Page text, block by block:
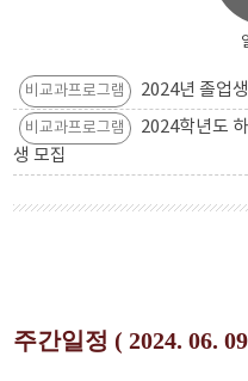
비교과프로그램 2024년 졸업
비교과프로그램
2024학년도
생 모집
주간일정 ( 2024. 06.